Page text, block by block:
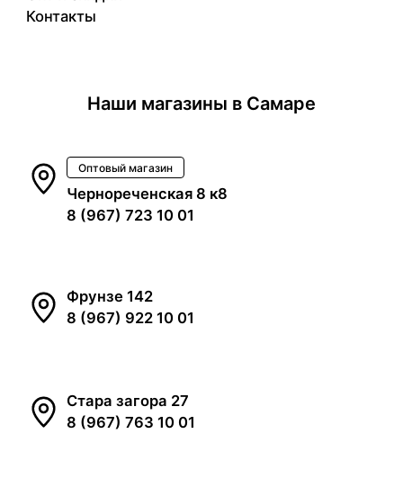
Контакты
Наши магазины в Самаре
Оптовый магазин
Чернореченская 8 к8
8 (967) 723 10 01
Фрунзе 142
8 (967) 922 10 01
Стара загора 27
8 (967) 763 10 01